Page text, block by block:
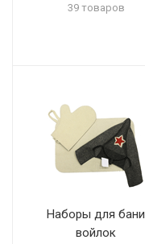
39 товаров
Наборы для бани
войлок